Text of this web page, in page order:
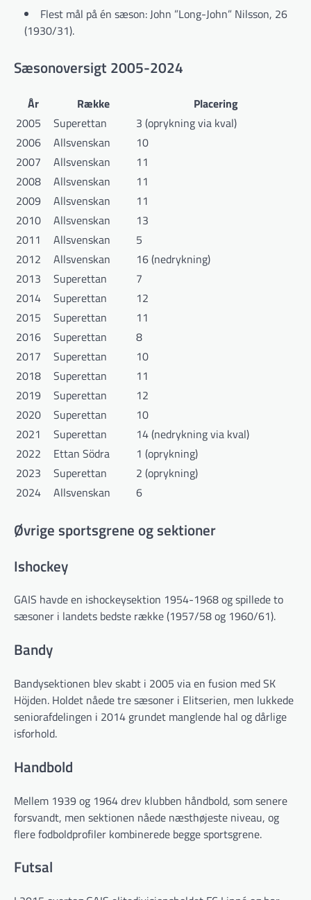
Flest mål på én sæson: John ”Long-John” Nilsson, 26
(1930/31).
Sæsonoversigt 2005-2024
År Række
Placering
2005
Superettan
3 (oprykning via kval)
2006
Allsvenskan
10
2007
Allsvenskan
11
2008
Allsvenskan
11
2009
Allsvenskan
11
2010
Allsvenskan
13
2011
Allsvenskan
5
2012
Allsvenskan
16 (nedrykning)
2013
Superettan
7
2014
Superettan
12
2015
Superettan
11
2016
Superettan
8
2017
Superettan
10
2018
Superettan
11
2019
Superettan
12
2020
Superettan
10
2021
Superettan
14 (nedrykning via kval)
2022
Ettan Södra
1 (oprykning)
2023
Superettan
2 (oprykning)
2024
Allsvenskan 6
Øvrige sportsgrene og sektioner
Ishockey
GAIS havde en ishockeysektion 1954-1968 og spillede to
sæsoner i landets bedste række (1957/58 og 1960/61).
Bandy
Bandysektionen blev skabt i 2005 via en fusion med SK
Höjden. Holdet nåede tre sæsoner i Elitserien, men lukkede
seniorafdelingen i 2014 grundet manglende hal og dårlige
isforhold.
Handbold
Mellem 1939 og 1964 drev klubben håndbold, som senere
forsvandt, men sektionen nåede næsthøjeste niveau, og
flere fodboldprofiler kombinerede begge sportsgrene.
Futsal